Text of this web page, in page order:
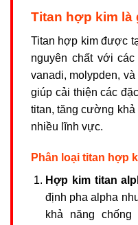
Titan hợp kim là
Titan hợp kim được
nguyên chất với
vanadi, molypden,
giúp cải thiện các
titan, tăng cường
nhiều lĩnh vực.
Phân loại titan hợp
Hợp kim titan
định pha alpha
khả năng